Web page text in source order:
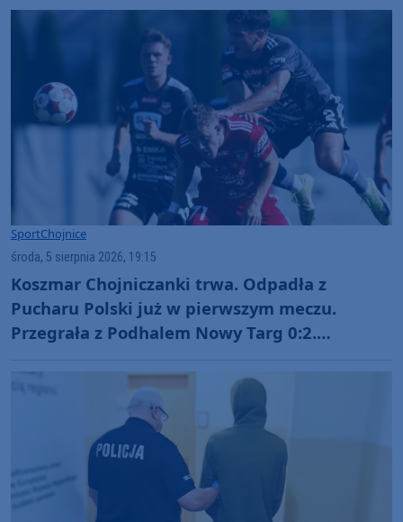
SportChojnice
środa, 5 sierpnia 2026, 19:15
Koszmar Chojniczanki trwa. Odpadła z
Pucharu Polski już w pierwszym meczu.
Przegrała z Podhalem Nowy Targ 0:2.